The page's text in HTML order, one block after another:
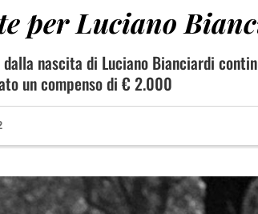
per Luciano
nascita di Luciano Bianciardi
un compenso di € 2.000